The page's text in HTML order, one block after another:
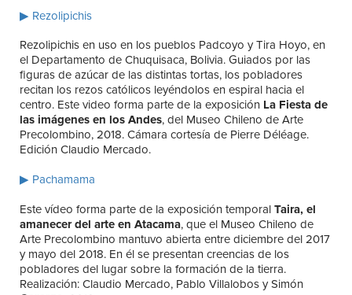
▶ Rezolipichis
Rezolipichis en uso en los pueblos Padcoyo y Tira Hoyo, en
el Departamento de Chuquisaca, Bolivia. Guiados por las
figuras de azúcar de las distintas tortas, los pobladores
recitan los rezos católicos leyéndolos en espiral hacia el
centro. Este video forma parte de la exposición La Fiesta de
las imágenes en los Andes, del Museo Chileno de Arte
Precolombino, 2018. Cámara cortesía de Pierre Déléage.
Edición Claudio Mercado.
▶ Pachamama
Este vídeo forma parte de la exposición temporal Taira, el
amanecer del arte en Atacama, que el Museo Chileno de
Arte Precolombino mantuvo abierta entre diciembre del 2017
y mayo del 2018. En él se presentan creencias de los
pobladores del lugar sobre la formación de la tierra.
Realización: Claudio Mercado, Pablo Villalobos y Simón